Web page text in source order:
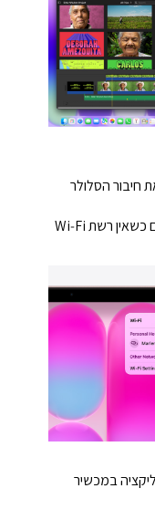
חיבור הסלולר
כך תוכלו להישאר מחוברים לאינטרנט גם כשאין רשת Wi‑Fi
במכשיר